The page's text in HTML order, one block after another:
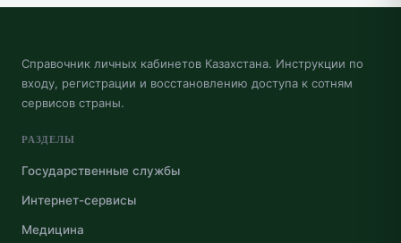
Справочник личных кабинетов Казахстана. Инструкции по
входу, регистрации и восстановлению доступа к сотням
сервисов страны.
РАЗДЕЛЫ
Государственные службы
Интернет-сервисы
Медицина